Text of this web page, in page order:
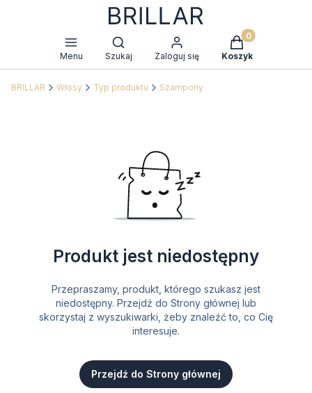
Menu
Otwórz wyszukiwarkę
Szukaj Zaloguj się
Produkty w
Koszyk
BRILLAR Włosy Typ produktu Szampony
Produkt jest niedostępny
Przepraszamy, produkt, którego szukasz jest
niedostępny. Przejdź do Strony głównej lub
skorzystaj z wyszukiwarki, żeby znaleźć to, co Cię
interesuje.
Przejdź do Strony głównej